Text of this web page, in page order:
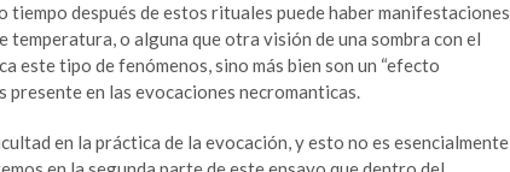
tiempo después de estos rituales puede haber manifestaciones
temperatura, o alguna que otra visión de una sombra con el
este tipo de fenómenos, sino más bien son un “efecto
presente en las evocaciones necromanticas.
en la práctica de la evocación, y esto no es esencialmente